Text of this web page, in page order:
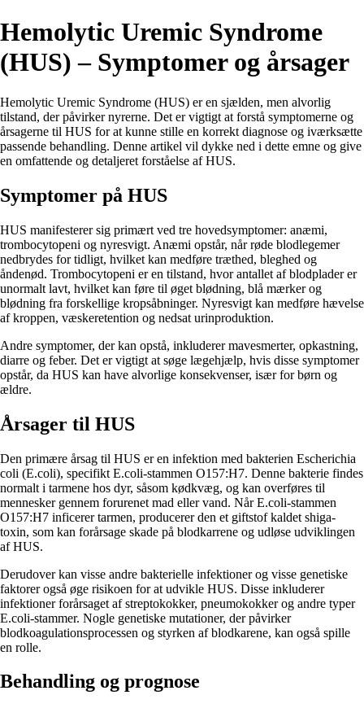
Hemolytic Uremic Syndrome
(HUS) – Symptomer og årsager
Hemolytic Uremic Syndrome (HUS) er en sjælden, men alvorlig
tilstand, der påvirker nyrerne. Det er vigtigt at forstå symptomerne og
årsagerne til HUS for at kunne stille en korrekt diagnose og iværksætte
passende behandling. Denne artikel vil dykke ned i dette emne og give
en omfattende og detaljeret forståelse af HUS.
Symptomer på HUS
HUS manifesterer sig primært ved tre hovedsymptomer: anæmi,
trombocytopeni og nyresvigt. Anæmi opstår, når røde blodlegemer
nedbrydes for tidligt, hvilket kan medføre træthed, bleghed og
åndenød. Trombocytopeni er en tilstand, hvor antallet af blodplader er
unormalt lavt, hvilket kan føre til øget blødning, blå mærker og
blødning fra forskellige kropsåbninger. Nyresvigt kan medføre hævelse
af kroppen, væskeretention og nedsat urinproduktion.
Andre symptomer, der kan opstå, inkluderer mavesmerter, opkastning,
diarre og feber. Det er vigtigt at søge lægehjælp, hvis disse symptomer
opstår, da HUS kan have alvorlige konsekvenser, især for børn og
ældre.
Årsager til HUS
Den primære årsag til HUS er en infektion med bakterien Escherichia
coli (E.coli), specifikt E.coli-stammen O157:H7. Denne bakterie findes
normalt i tarmene hos dyr, såsom kødkvæg, og kan overføres til
mennesker gennem forurenet mad eller vand. Når E.coli-stammen
O157:H7 inficerer tarmen, producerer den et giftstof kaldet shiga-
toxin, som kan forårsage skade på blodkarrene og udløse udviklingen
af HUS.
Derudover kan visse andre bakterielle infektioner og visse genetiske
faktorer også øge risikoen for at udvikle HUS. Disse inkluderer
infektioner forårsaget af streptokokker, pneumokokker og andre typer
E.coli-stammer. Nogle genetiske mutationer, der påvirker
blodkoagulationsprocessen og styrken af blodkarene, kan også spille
en rolle.
Behandling og prognose